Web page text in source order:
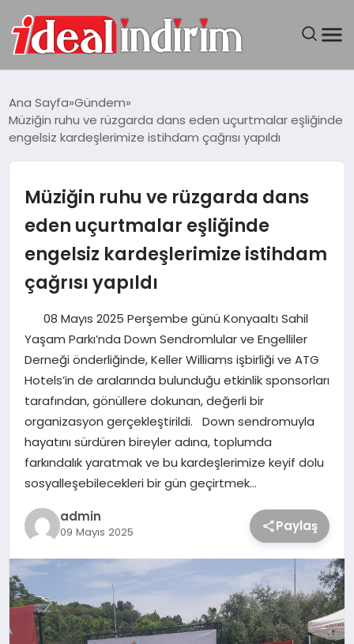
BILGISAYAR
SEYAHAT
TEKNOLOJI
YAŞAM
Ana Sayfa Gündem
Müziğin ruhu ve rüzgarda dans eden uçurtmalar eşliğinde
engelsiz kardeşlerimize istihdam çağrısı yapıldı
Müziğin ruhu ve rüzgarda dans
eden uçurtmalar eşliğinde
engelsiz kardeşlerimize istihdam
çağrısı yapıldı
08 Mayıs 2025 Perşembe günü Konyaaltı Sahil
Yaşam Parkı’nda Down Sendromlular ve Engelliler
Derneği önderliğinde, Keller Williams işbirliği ve ATG
Hotels’in de aralarında bulunduğu etkinlik sponsorları
tarafından, gönüllere dokunan, değerli bir
organizasyon gerçekleştirildi. Down sendromuyla
hayatını sürdüren bireyler adına, toplumda
farkındalık yaratmak ve bu kardeşlerimize keyif dolu
sosyalleşebilecekleri bir gün geçirtmek…
admin
09 Mayıs 2025 Paylaş